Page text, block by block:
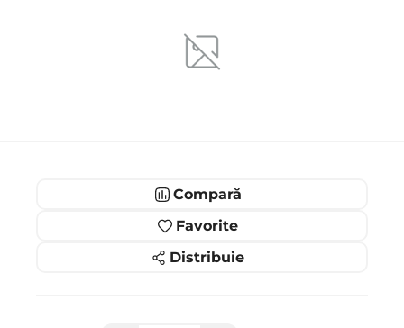
Compară
Favorite
Distribuie